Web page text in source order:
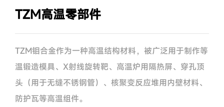
TZM高温零部件
TZM钼合金作为一种高温结构材料，被广泛用于制作等
温锻造模具、X射线旋转靶、高温炉用隔热屏、穿孔顶
头（用于无缝不锈钢管）、核聚变反应堆用内壁材料、
防护瓦等高温组件。